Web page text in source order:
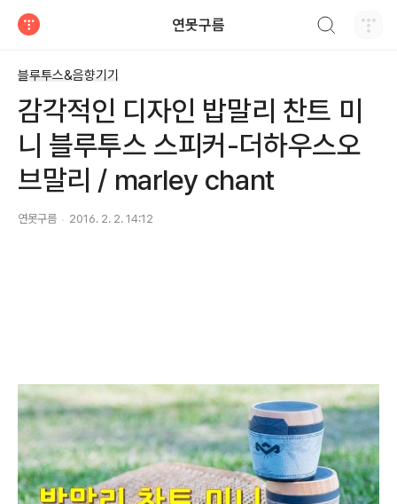
연못구름
블루투스&음향기기
감각적인 디자인 밥말리 찬트 미
니 블루투스 스피커-더하우스오
브말리 / marley chant
연못구름 2016. 2. 2. 14:12